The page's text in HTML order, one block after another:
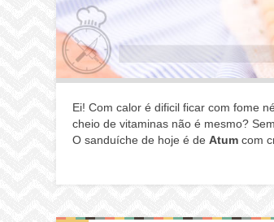
Ei! Com calor é dificil ficar com fome
cheio de vitaminas não é mesmo?
O sanduíche de hoje é de Atumcom